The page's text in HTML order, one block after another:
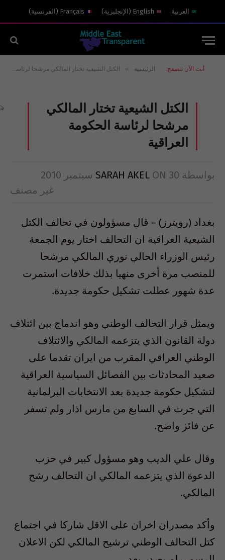
العربية English
( الإنجليزية)
Français
( الفرنسية)
أنت الآن تتصفح: الرئيسية » الكتل الشيعية تختار المالكي مرشحا لرئاسة الحكومة العراقية
الكتل الشيعية تختار المالكي
مرشحا لرئاسة الحكومة
العراقية
بواسطة SARAH AKEL ON 30 سبتمبر 2010
غير مصنف
بغداد (رويترز) – قال مسؤولون في تحالف الكتل
الشيعية العراقية ان التحالف اختار يوم الجمعة
رئيس الوزراء الحالي نوري المالكي مرشحا
للمنصب مرة أخرى منهيا بذلك خلافات استمرت
عدة شهور عطلت تشكيل حكومة جديدة.
ويمثل قرار التحالف الوطني وهو اندماج بين ائتلاف
دولة القانون الذي يتزعمه المالكي والائتلاف
الوطني العراقي المقرب من ايران تقدما على
صعيد المحادثات بين الفصائل السياسية العراقية
لتشكيل حكومة جديدة بعد الانتخابات البرلمانية
التي جرت في السابع من مارس اذار ولم تسفر
عن فائز واضح.
وقال علي الديب وهو مسؤول كبير في حزب
الدعوة الذي يتزعمه المالكي ان التحالف رشح
المالكي.
وأكد مصدران اخران على الاقل شاركا في اجتماع
كتل التحالف الوطني ترشيح المالكي لكن الاعلان